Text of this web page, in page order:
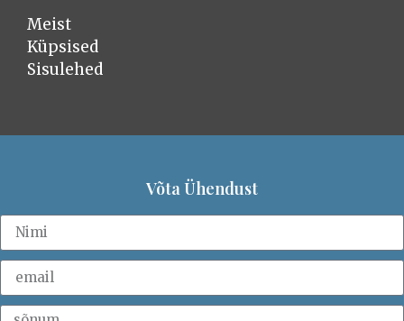
Meist
Küpsised
Sisulehed
Võta Ühendust